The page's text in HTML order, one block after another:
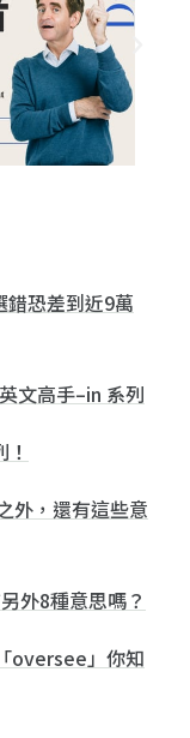
錯恐差到近9萬
文高手–in 系列
外，還有這些意
外8種意思嗎？
oversee」你知